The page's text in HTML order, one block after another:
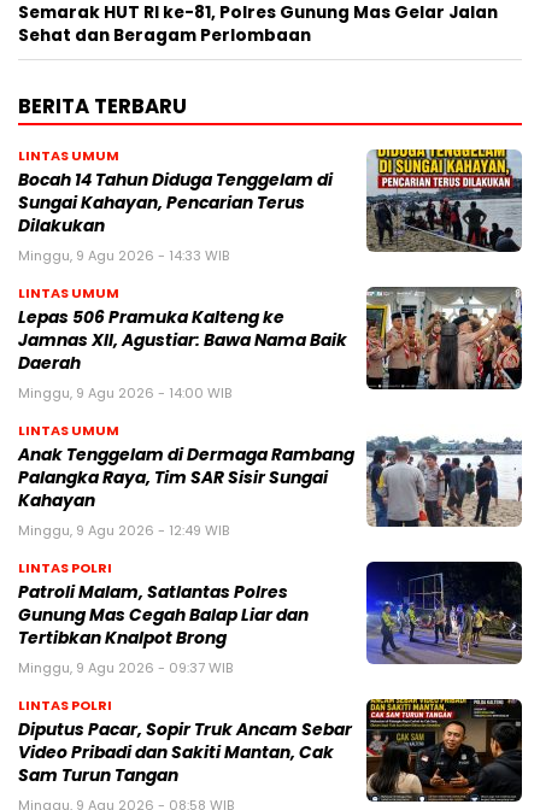
Semarak HUT RI ke-81, Polres Gunung Mas Gelar Jalan
Sehat dan Beragam Perlombaan
BERITA TERBARU
LINTAS UMUM
Bocah 14 Tahun Diduga Tenggelam di
Sungai Kahayan, Pencarian Terus
Dilakukan
Minggu, 9 Agu 2026 - 14:33 WIB
LINTAS UMUM
Lepas 506 Pramuka Kalteng ke
Jamnas XII, Agustiar: Bawa Nama Baik
Daerah
Minggu, 9 Agu 2026 - 14:00 WIB
LINTAS UMUM
Anak Tenggelam di Dermaga Rambang
Palangka Raya, Tim SAR Sisir Sungai
Kahayan
Minggu, 9 Agu 2026 - 12:49 WIB
LINTAS POLRI
Patroli Malam, Satlantas Polres
Gunung Mas Cegah Balap Liar dan
Tertibkan Knalpot Brong
Minggu, 9 Agu 2026 - 09:37 WIB
LINTAS POLRI
Diputus Pacar, Sopir Truk Ancam Sebar
Video Pribadi dan Sakiti Mantan, Cak
Sam Turun Tangan
Minggu, 9 Agu 2026 - 08:58 WIB